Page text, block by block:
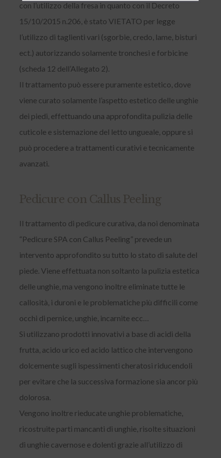
con l’utilizzo della fresa in quanto con il Decreto
15/10/2015 n.206, è stato VIETATO per legge
l’utilizzo di taglienti vari (sgorbie, credo, lame, bisturi
ect.) autorizzando solamente tronchesi e forbicine
(scheda 12 dell’Allegato 2).
Il trattamento può essere puramente estetico, dove
viene curato solamente l’aspetto estetico delle unghie
dei piedi, effettuando una approfondita pulizia delle
cuticole e sistemazione del letto ungueale, oppure si
può procedere a trattamenti curativi e tecnicamente
avanzati.
Pedicure con Callus Peeling
Il trattamento di pedicure curativa, da noi denominata
“Pedicure SPA con Callus Peeling” prevede un
intervento approfondito su tutto lo stato di salute del
piede. Viene effettuata non soltanto la pulizia estetica
delle unghie, ma vengono inoltre eliminate tutte le
callosità, i duroni e le problematiche più difficili come
occhi di pernice, unghie, incarnite ecc…
Si utilizzano prodotti innovativi a base di acidi della
frutta, acido urico ed acido lattico che intervengono
dolcemente sugli ispessimenti cheratosi riducendoli
per evitare che la successiva formazione sia ancor più
dolorosa.
Vengono inoltre rieducate unghie problematiche,
ricostruite parti mancanti di unghie, risolte situazioni
di unghie cavernose e dolenti grazie all’utilizzo di